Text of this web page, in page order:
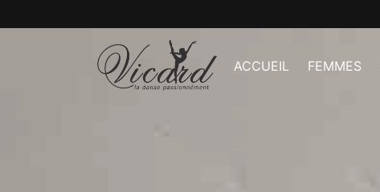
ACCUEIL FEMMES